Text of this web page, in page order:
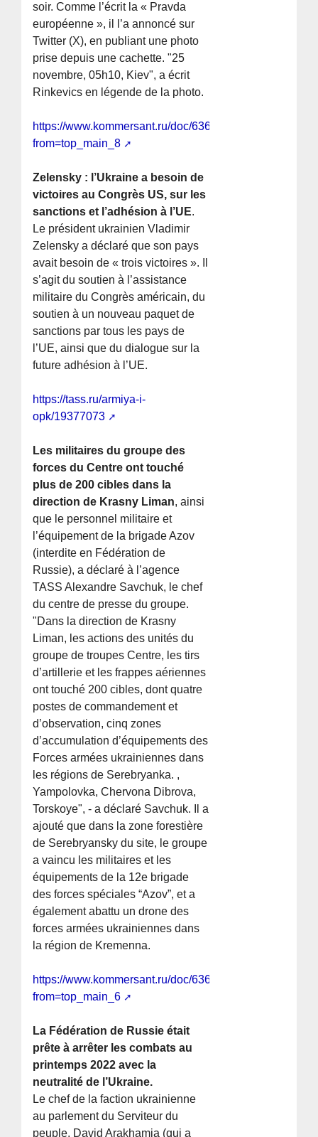
soir. Comme l’écrit la « Pravda
européenne », il l’a annoncé sur
Twitter (X), en publiant une photo
prise depuis une cachette. "25
novembre, 05h10, Kiev", a écrit
Rinkevics en légende de la photo.
https://www.kommersant.ru/doc/6363753?
from=top_main_8
Zelensky : l’Ukraine a besoin de
victoires au Congrès US, sur les
sanctions et l’adhésion à l’UE.
Le président ukrainien Vladimir
Zelensky a déclaré que son pays
avait besoin de « trois victoires ». Il
s’agit du soutien à l’assistance
militaire du Congrès américain, du
soutien à un nouveau paquet de
sanctions par tous les pays de
l’UE, ainsi que du dialogue sur la
future adhésion à l’UE.
https://tass.ru/armiya-i-
opk/19377073
Les militaires du groupe des
forces du Centre ont touché
plus de 200 cibles dans la
direction de Krasny Liman, ainsi
que le personnel militaire et
l’équipement de la brigade Azov
(interdite en Fédération de
Russie), a déclaré à l’agence
TASS Alexandre Savchuk, le chef
du centre de presse du groupe.
"Dans la direction de Krasny
Liman, les actions des unités du
groupe de troupes Centre, les tirs
d’artillerie et les frappes aériennes
ont touché 200 cibles, dont quatre
postes de commandement et
d’observation, cinq zones
d’accumulation d’équipements des
Forces armées ukrainiennes dans
les régions de Serebryanka. ,
Yampolovka, Chervona Dibrova,
Torskoye", - a déclaré Savchuk. Il a
ajouté que dans la zone forestière
de Serebryansky du site, le groupe
a vaincu les militaires et les
équipements de la 12e brigade
des forces spéciales “Azov”, et a
également abattu un drone des
forces armées ukrainiennes dans
la région de Kremenna.
https://www.kommersant.ru/doc/6363451?
from=top_main_6
La Fédération de Russie était
prête à arrêter les combats au
printemps 2022 avec la
neutralité de l’Ukraine.
Le chef de la faction ukrainienne
au parlement du Serviteur du
peuple, David Arakhamia (qui a